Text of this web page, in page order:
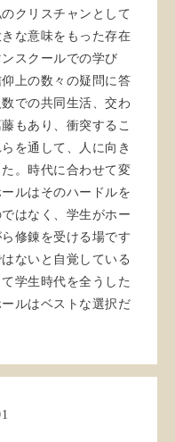
クリスチャンとして
な意味をもった存在
スクールでの学び
上の数々の疑問に答
での共同生活、交わ
もあり、衝突するこ
を通して、人に向き
。時代に合わせて変
ルはそのハードルを
はなく、学生がホー
修錬を受ける場です
ないと自覚している
学生時代を全うした
ルはベストな選択だ